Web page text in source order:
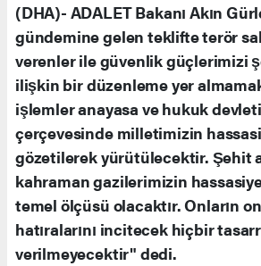
(DHA)- ADALET Bakanı Akın
gündemine gelen teklifte terör
verenler ile güvenlik güçlerimizi
ilişkin bir düzenleme yer
işlemler anayasa ve hukuk
çerçevesinde milletimizin
gözetilerek yürütülecektir. Şehit
kahraman gazilerimizin
temel ölçüsü olacaktır. Onların
hatıralarını incitecek hiçbir
verilmeyecektir" dedi.